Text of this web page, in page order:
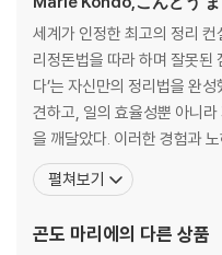
세계가 인정한 최고의 정리
리정돈법을 따라 하며 잘못된
다’는 자신만의 정리법을 완
견하고, 일의 효율성뿐 아니
을 깨달았다. 이러한 경험과 노하우를 담은 대표작 『정리의 힘』과 『정
리의 기술』은 일본과 한국뿐
합 베스트 1위에 오르며 전 세
사전에 등재되었으며, 넷플릭
펼쳐보기
곤도 마리에의 다른 상품